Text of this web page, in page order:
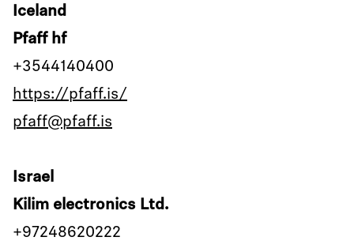
Iceland
Pfaff hf
+3544140400
https://pfaff.is/
pfaff@pfaff.is
Israel
Kilim electronics Ltd.
+97248620222